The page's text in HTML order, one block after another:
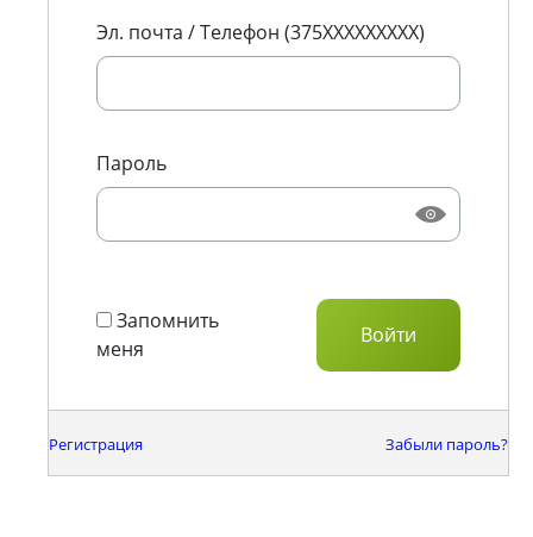
Эл. почта / Телефон (375XXXXXXXXX)
Пароль
Запомнить
меня
Регистрация Забыли пароль?